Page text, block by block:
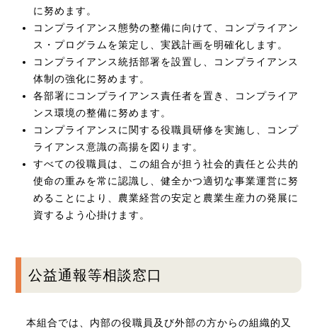
に努めます。
コンプライアンス態勢の整備に向けて、コンプライアン
ス・プログラムを策定し、実践計画を明確化します。
コンプライアンス統括部署を設置し、コンプライアンス
体制の強化に努めます。
各部署にコンプライアンス責任者を置き、コンプライア
ンス環境の整備に努めます。
コンプライアンスに関する役職員研修を実施し、コンプ
ライアンス意識の高揚を図ります。
すべての役職員は、この組合が担う社会的責任と公共的
使命の重みを常に認識し、健全かつ適切な事業運営に努
めることにより、農業経営の安定と農業生産力の発展に
資するよう心掛けます。
公益通報等相談窓口
本組合では、内部の役職員及び外部の方からの組織的又